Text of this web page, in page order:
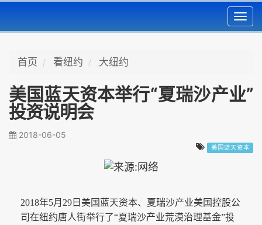
首页 看纽约 大纽约
美国蓝天资本举行“夏瑞沙产业”
投资说明会
2018-06-05
美国蓝天资本
2018年5月29日美国蓝天资本、夏瑞沙产业美国控股公
司在纽约唐人街举行了“夏瑞沙产业荒漠治理基金”投